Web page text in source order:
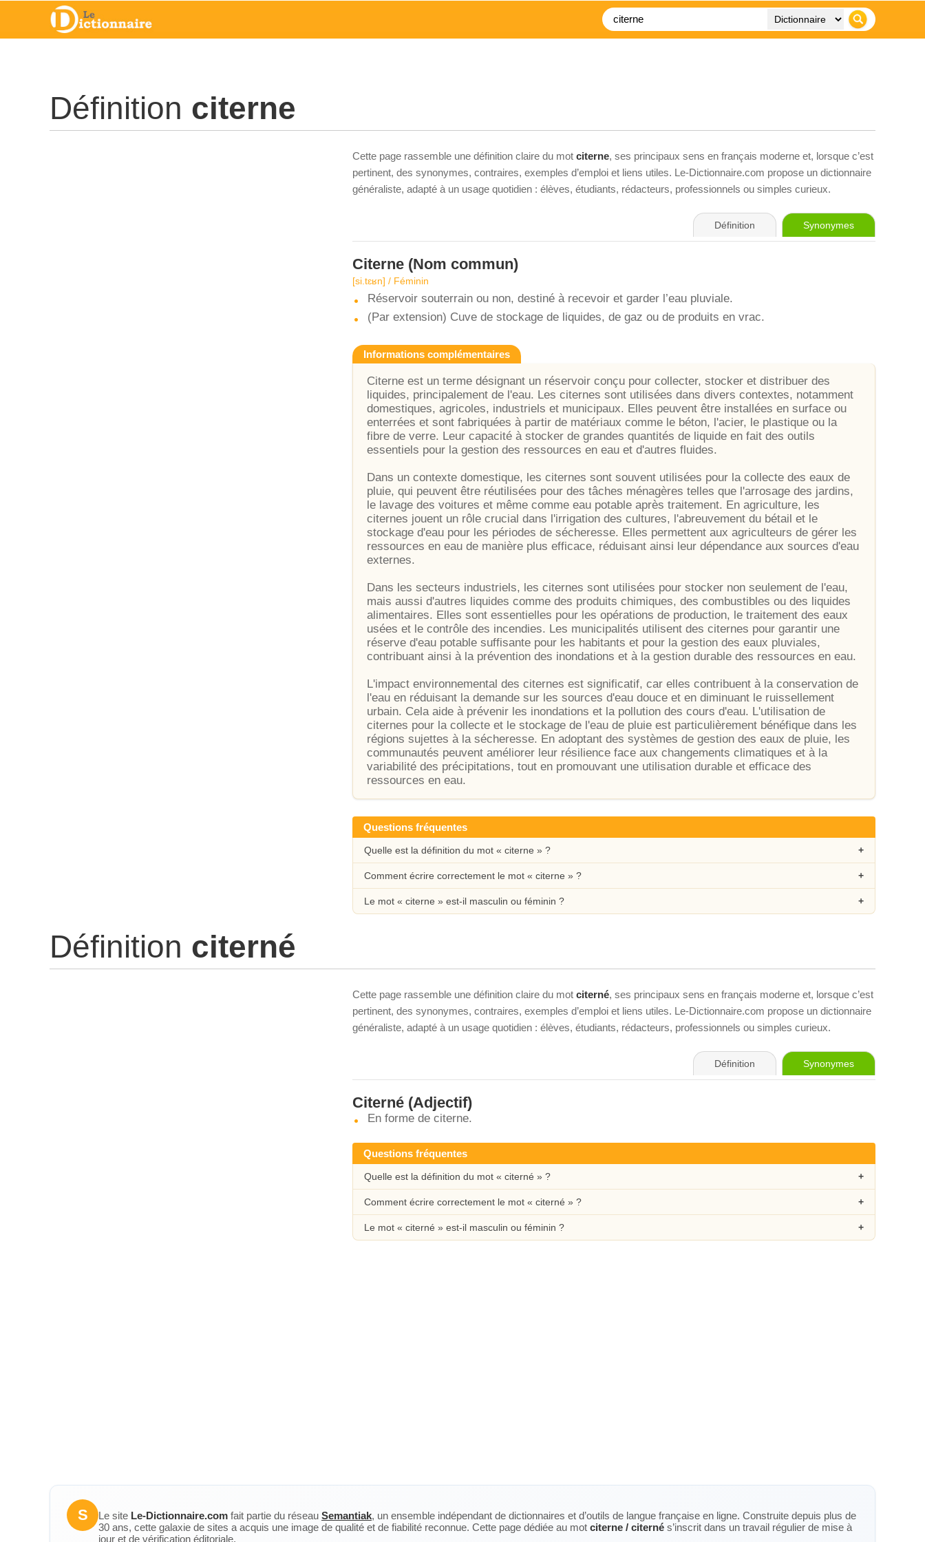
Définition citerne
Cette page rassemble une définition claire du mot citerne, ses principaux sens en français moderne et, lorsque c’est
pertinent, des synonymes, contraires, exemples d’emploi et liens utiles. Le-Dictionnaire.com propose un dictionnaire
généraliste, adapté à un usage quotidien : élèves, étudiants, rédacteurs, professionnels ou simples curieux.
Définition Synonymes
Citerne (Nom commun)
[si.tɛʁn] / Féminin
Réservoir souterrain ou non, destiné à recevoir et garder l’eau pluviale.
(Par extension) Cuve de stockage de liquides, de gaz ou de produits en vrac.
Informations complémentaires
Citerne est un terme désignant un réservoir conçu pour collecter, stocker et distribuer des
liquides, principalement de l'eau. Les citernes sont utilisées dans divers contextes, notamment
domestiques, agricoles, industriels et municipaux. Elles peuvent être installées en surface ou
enterrées et sont fabriquées à partir de matériaux comme le béton, l'acier, le plastique ou la
fibre de verre. Leur capacité à stocker de grandes quantités de liquide en fait des outils
essentiels pour la gestion des ressources en eau et d'autres fluides.
Dans un contexte domestique, les citernes sont souvent utilisées pour la collecte des eaux de
pluie, qui peuvent être réutilisées pour des tâches ménagères telles que l'arrosage des jardins,
le lavage des voitures et même comme eau potable après traitement. En agriculture, les
citernes jouent un rôle crucial dans l'irrigation des cultures, l'abreuvement du bétail et le
stockage d'eau pour les périodes de sécheresse. Elles permettent aux agriculteurs de gérer les
ressources en eau de manière plus efficace, réduisant ainsi leur dépendance aux sources d'eau
externes.
Dans les secteurs industriels, les citernes sont utilisées pour stocker non seulement de l'eau,
mais aussi d'autres liquides comme des produits chimiques, des combustibles ou des liquides
alimentaires. Elles sont essentielles pour les opérations de production, le traitement des eaux
usées et le contrôle des incendies. Les municipalités utilisent des citernes pour garantir une
réserve d'eau potable suffisante pour les habitants et pour la gestion des eaux pluviales,
contribuant ainsi à la prévention des inondations et à la gestion durable des ressources en eau.
L'impact environnemental des citernes est significatif, car elles contribuent à la conservation de
l'eau en réduisant la demande sur les sources d'eau douce et en diminuant le ruissellement
urbain. Cela aide à prévenir les inondations et la pollution des cours d'eau. L'utilisation de
citernes pour la collecte et le stockage de l'eau de pluie est particulièrement bénéfique dans les
régions sujettes à la sécheresse. En adoptant des systèmes de gestion des eaux de pluie, les
communautés peuvent améliorer leur résilience face aux changements climatiques et à la
variabilité des précipitations, tout en promouvant une utilisation durable et efficace des
ressources en eau.
Questions fréquentes
Quelle est la définition du mot « citerne » ?
Comment écrire correctement le mot « citerne » ?
Le mot « citerne » est-il masculin ou féminin ?
Définition citerné
Cette page rassemble une définition claire du mot citerné, ses principaux sens en français moderne et, lorsque c’est
pertinent, des synonymes, contraires, exemples d’emploi et liens utiles. Le-Dictionnaire.com propose un dictionnaire
généraliste, adapté à un usage quotidien : élèves, étudiants, rédacteurs, professionnels ou simples curieux.
Définition Synonymes
Citerné (Adjectif)
En forme de citerne.
Questions fréquentes
Quelle est la définition du mot « citerné » ?
Comment écrire correctement le mot « citerné » ?
Le mot « citerné » est-il masculin ou féminin ?
S Le site Le-Dictionnaire.com fait partie du réseau Semantiak, un ensemble indépendant de dictionnaires et d’outils de langue française en ligne. Construite depuis plus de
30 ans, cette galaxie de sites a acquis une image de qualité et de fiabilité reconnue. Cette page dédiée au mot citerne / citerné s’inscrit dans un travail régulier de mise à
jour et de vérification éditoriale.